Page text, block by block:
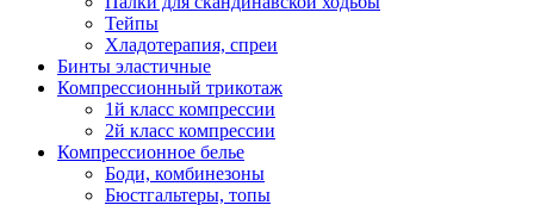
Тейпы
Хладотерапия, спреи
Бинты эластичные
Компрессионный трикотаж
1й класс компрессии
2й класс компрессии
Компрессионное белье
Боди, комбинезоны
Бюстгальтеры, топы